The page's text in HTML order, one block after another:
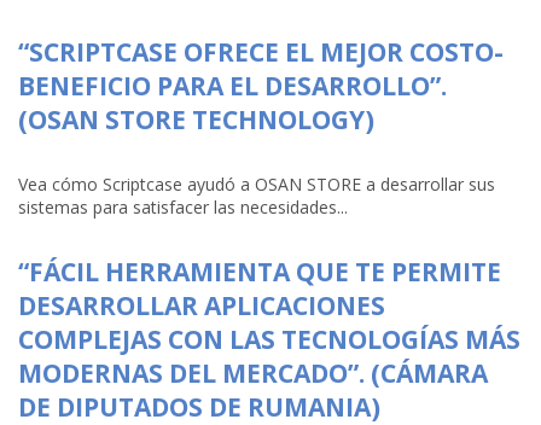
“SCRIPTCASE OFRECE EL MEJOR COSTO-
BENEFICIO PARA EL DESARROLLO”.
(OSAN STORE TECHNOLOGY)
Vea cómo Scriptcase ayudó a OSAN STORE a desarrollar sus
sistemas para satisfacer las necesidades...
“FÁCIL HERRAMIENTA QUE TE PERMITE
DESARROLLAR APLICACIONES
COMPLEJAS CON LAS TECNOLOGÍAS MÁS
MODERNAS DEL MERCADO”. (CÁMARA
DE DIPUTADOS DE RUMANIA)